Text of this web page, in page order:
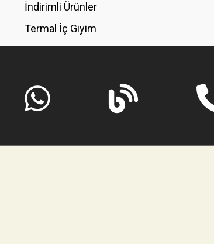
İndirimli Ürünler
Termal İç Giyim